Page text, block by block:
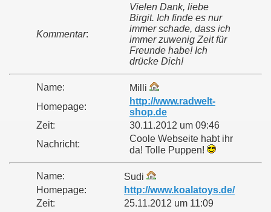
Kommentar:
Vielen Dank, liebe
Birgit. Ich finde es nur
immer schade, dass ich
immer zuwenig Zeit für
Freunde habe! Ich
drücke Dich!
Name:
Milli
Homepage:
http://www.radwelt-
shop.de
Zeit:
30.11.2012 um 09:46
Nachricht:
Coole Webseite habt ihr
da! Tolle Puppen!
Name:
Sudi
Homepage:
http://www.koalatoys.de/
Zeit:
25.11.2012 um 11:09